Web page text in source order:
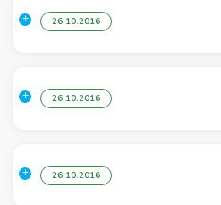
26.10.2016
26.10.2016
26.10.2016